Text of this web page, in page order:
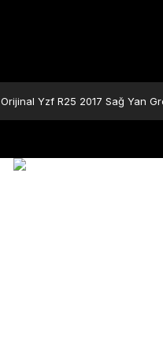
Orijinal Yzf R25 2017 Sağ Yan